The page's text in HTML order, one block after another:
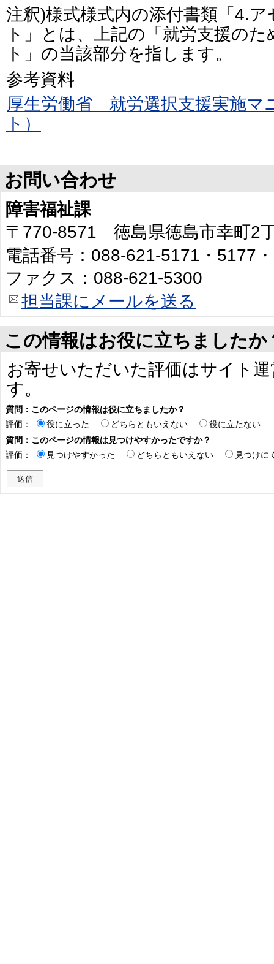
注釈)様式様式内の添付書類「4.
ト」とは、上記の「就労支援の
ト」の当該部分を指します。
参考資料
厚生労働省 就労選択支援実施マ
ト）
お問い合わせ
障害福祉課
〒770-8571 徳島県徳島市幸町2
電話番号：088-621-5171・5177
ファクス：088-621-5300
担当課にメールを送る
この情報はお役に立ちましたか
お寄せいただいた評価はサイト
す。
質問：このページの情報は役に立ちましたか？
評価：
役に立った どちらともいえない
役に立たない
質問：このページの情報は見つけやすかったですか？
評価：
見つけやすかった どちらともいえない 見つけに